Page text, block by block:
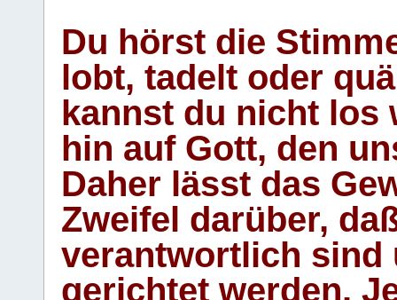
Du hörst die
lobt, tadelt oder
kannst du nicht los
hin auf Gott, den
Daher lässt das
Zweifel darüber,
verantwortlich sind
gerichtet werden.